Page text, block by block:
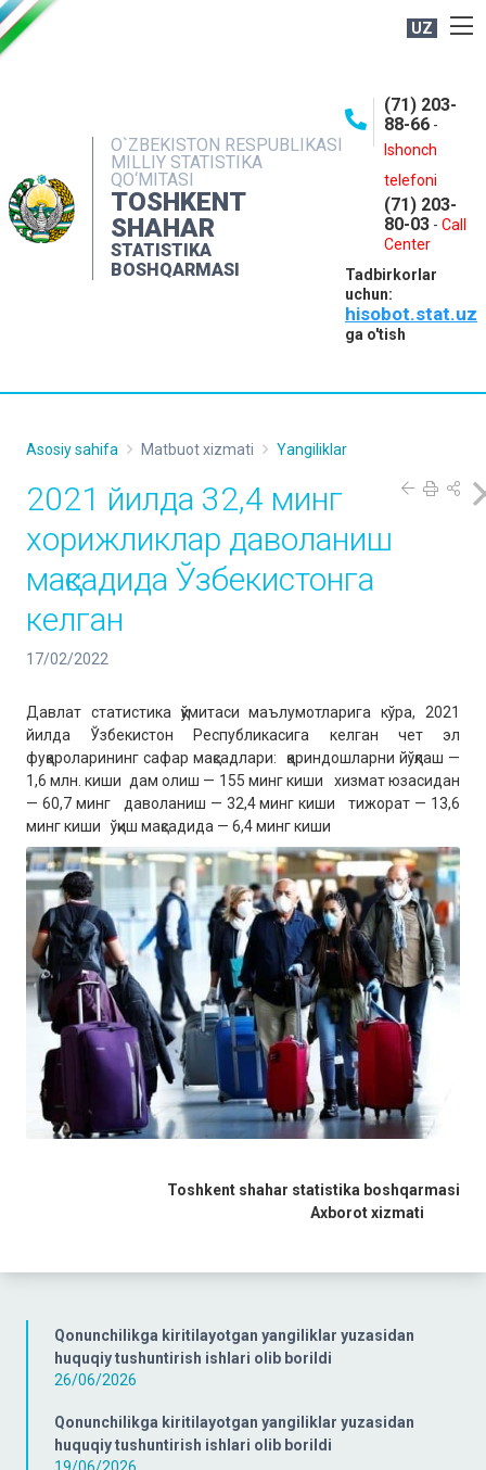
UZ
O`ZBEKISTON RESPUBLIKASI
MILLIY STATISTIKA
QO‘MITASI
TOSHKENT
SHAHAR
STATISTIKA
BOSHQARMASI
(71) 203-
88-66 -
Ishonch
telefoni
(71) 203-
80-03 - Call
Center
Tadbirkorlar
uchun:
hisobot.stat.uz
ga o'tish
NASHRLAR
INTERAKTIV XIZMATLAR
MATBUOT XIZMATI
MUROJAATLAR
Qonunchilikga kiritilayotgan yangiliklar yuzasidan
huquqiy tushuntirish ishlari olib borildi
26/06/2026
Qonunchilikga kiritilayotgan yangiliklar yuzasidan
huquqiy tushuntirish ishlari olib borildi
Asosiy sahifa Matbuot xizmati Yangiliklar
2021 йилда 32,4 минг
хорижликлар даволаниш
мақсадида Ўзбекистонга
келган
17/02/2022
Давлат статистика қўмитаси маълумотларига кўра, 2021
йилда Ўзбекистон Республикасига келган чет эл
фуқароларининг сафар мақсадлари: қариндошларни йўқлаш —
1,6 млн. киши дам олиш — 155 минг киши хизмат юзасидан
— 60,7 минг даволаниш — 32,4 минг киши тижорат — 13,6
минг киши ўқиш мақсадида — 6,4 минг киши
Toshkent shahar statistika boshqarmasi
Axborot xizmati